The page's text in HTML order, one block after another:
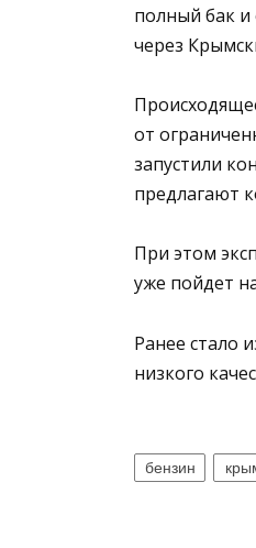
полный бак и
через
от
запустили
предлагают
При этом
уже пойдет
Ранее стало
низкого
бензин